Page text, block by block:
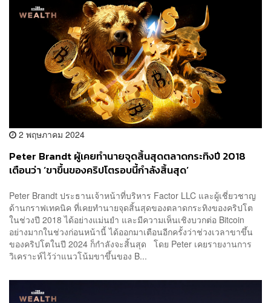
2 พฤษภาคม 2024
Peter Brandt ผู้เคยทำนายจุดสิ้นสุดตลาดกระทิงปี 2018
เตือนว่า ‘ขาขึ้นของคริปโตรอบนี้กำลังสิ้นสุด’
Peter Brandt ประธานเจ้าหน้าที่บริหาร Factor LLC และผู้เชี่ยวชาญ
ด้านกราฟเทคนิค ที่เคยทำนายจุดสิ้นสุดของตลาดกระทิงของคริปโต
ในช่วงปี 2018 ได้อย่างแม่นยำ และมีความเห็นเชิงบวกต่อ Bitcoin
อย่างมากในช่วงก่อนหน้านี้ ได้ออกมาเตือนอีกครั้งว่าช่วงเวลาขาขึ้น
ของคริปโตในปี 2024 ก็กำลังจะสิ้นสุด โดย Peter เคยรายงานการ
วิเคราะห์ไว้ว่าแนวโน้มขาขึ้นของ B...